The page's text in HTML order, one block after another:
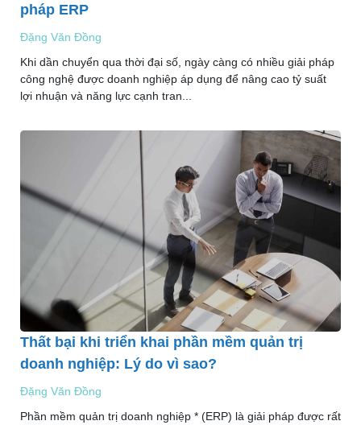
pháp ERP
Đặng Văn Đồng
Khi dần chuyển qua thời đại số, ngày càng có nhiều giải pháp
công nghệ được doanh nghiệp áp dụng để nâng cao tỷ suất
lợi nhuận và năng lực cạnh tran...
Thất bại khi triển khai phần mềm quản trị
doanh nghiệp: Lý do vì sao?
Đặng Văn Đồng
Phần mềm quản trị doanh nghiệp * (ERP) là giải pháp được rất